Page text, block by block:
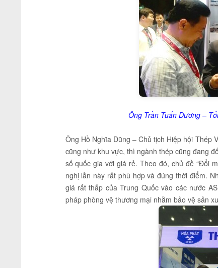
Ông Trần Tuấn Dương –
Ông Hồ Nghĩa Dũng – Chủ tịch Hiệp hội Thép
cũng như khu vực, thì ngành thép cũng đang
số quốc gia với giá rẻ. Theo đó, chủ đề “Đổi
nghị lần này rất phù hợp và đúng thời điểm.
giá rất thấp của Trung Quốc vào các nước
pháp phòng vệ thương mại nhằm bảo vệ sản